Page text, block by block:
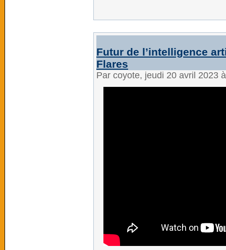
Futur de l’intelligence
Flares
Par coyote, jeudi 20 avril 2023